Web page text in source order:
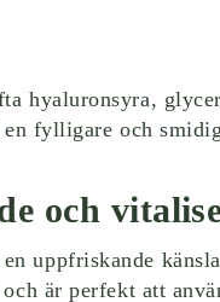
hyaluronsyra,
fylligare och
och
uppfriskande
är perfekt att